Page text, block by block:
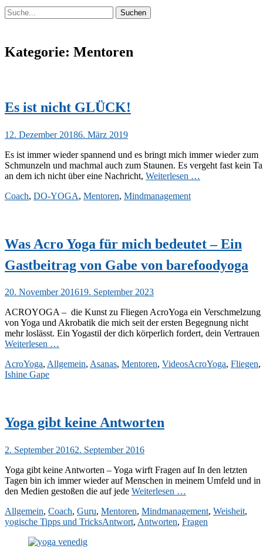
Suchen
Suchen
nach:
Kategorie: Mentoren
Es ist nicht GLÜCK!
Veröffentlicht
12. Dezember 20186. März 2019
Es ist immer wieder spannend und es bringt mich immer wieder zum
Schmunzeln und machmal auch zum Staunen. Es vergeht fast kein
an dem ich nicht über eine Nachricht, Weiterlesen …
Kategorien
Coach, DO-YOGA, Mentoren, Mindmanagement
Was Acro Yoga für mich bedeutet – Ein
Gastbeitrag von Gabe von barefoodyoga
Veröffentlicht
20. November 201619. September 2023
ACROYOGA – die Kunst zu Fliegen AcroYoga ein Verschmelzung
von Yoga und Akrobatik die mich seit der ersten Begegnung nicht
mehr loslässt. Ein Yogastil der dich körperlich fordert, dein Vertrauen
Weiterlesen …
Kategorien
AcroYoga, Allgemein, Asanas, Mentoren, VideosSchlagworte
AcroYoga, Fliegen,
Ishine Gape
Yoga gibt keine Antworten
Veröffentlicht
2. September 20162. September 2016
Yoga gibt keine Antworten – Yoga wirft Fragen auf In den letzten
Tagen bin ich immer wieder auf Menschen in meinem Umfeld und in
den Medien gestoßen die auf jede Weiterlesen …
Kategorien
Allgemein, Coach, Guru, Mentoren, Mindmanagement, Weisheit,
yogische Tipps und TricksSchlagworte
Antwort, Antworten, Fragen